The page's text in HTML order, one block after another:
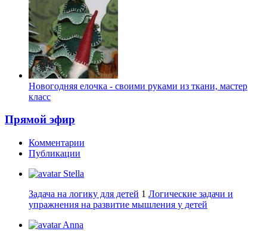
Новогодняя елочка - своими руками из ткани, мастер
класс
Прямой эфир
Комментарии
Публикации
Stella
Задача на логику для детей 1 Логические задачи и
упражнения на развитие мышления у детей
Anna